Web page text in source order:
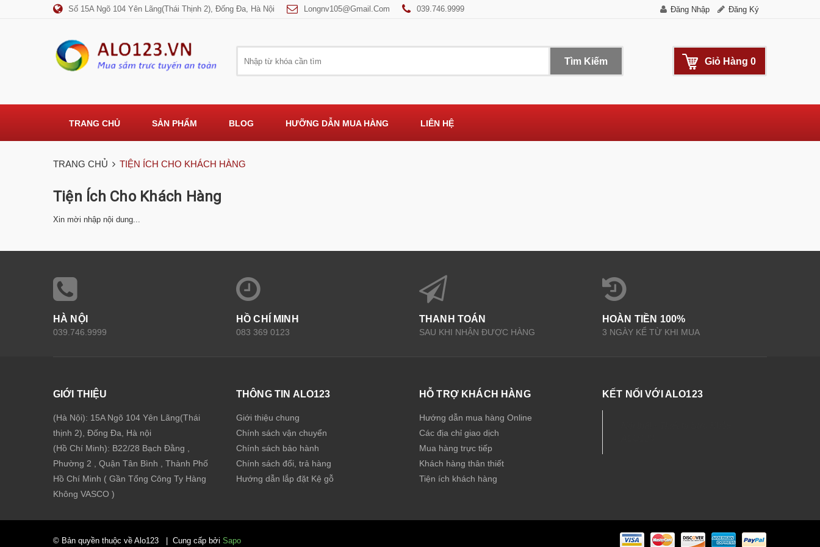
Số 15A Ngõ 104 Yên Lãng(Thái Thịnh 2), Đống Đa, Hà Nội Longnv105@gmail.com 039.746.9999 Đăng Nhập Đăng Ký
Tìm Kiếm Giỏ Hàng 0
TRANG CHỦ SẢN PHẨM BLOG HƯỠNG DẪN MUA HÀNG LIÊN HỆ
TRANG CHỦ TIỆN ÍCH CHO KHÁCH HÀNG
Tiện Ích Cho Khách Hàng
Xin mời nhập nội dung...
HÀ NỘI
039.746.9999
HỒ CHÍ MINH
083 369 0123
THANH TOÁN
SAU KHI NHẬN ĐƯỢC HÀNG
HOÀN TIỀN 100%
3 NGÀY KỂ TỪ KHI MUA
GIỚI THIỆU
(Hà Nội): 15A Ngõ 104 Yên Lãng(Thái
thịnh 2), Đống Đa, Hà nội
(Hồ Chí Minh): B22/28 Bạch Đằng ,
Phường 2 , Quận Tân Bình , Thành Phố
Hồ Chí Minh ( Gần Tổng Công Ty Hàng
Không VASCO )
THÔNG TIN ALO123
Giới thiệu chung
Chính sách vận chuyển
Chính sách bảo hành
Chính sách đổi, trả hàng
Hướng dẫn lắp đặt Kệ gỗ
HỖ TRỢ KHÁCH HÀNG
Hướng dẫn mua hàng Online
Các địa chỉ giao dịch
Mua hàng trực tiếp
Khách hàng thân thiết
Tiện ích khách hàng
KẾT NỐI VỚI ALO123
© Bản quyền thuộc về Alo123 Cung cấp bởi Sapo